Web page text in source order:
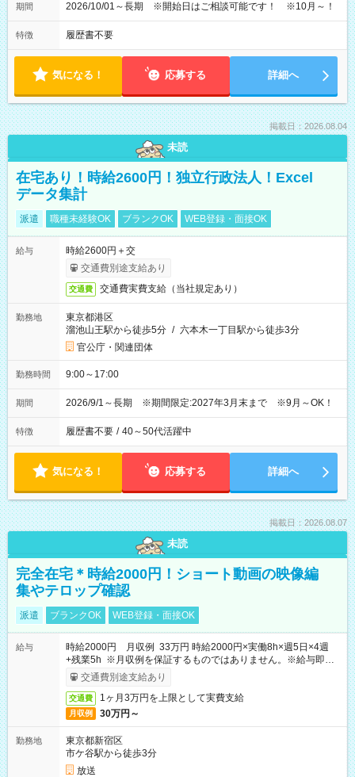
期間 2026/10/01～長期 ※開始日はご相談可能です！ ※10月～！
特徴 履歴書不要
気になる！ 応募する 詳細へ
掲載日：2026.08.04
未読
在宅あり！時給2600円！独立行政法人！Excel
データ集計
派遣 職種未経験OK ブランクOK WEB登録・面接OK
給与
時給2600円＋交
交通費別途支給あり
交通費 交通費実費支給（当社規定あり）
勤務地
東京都港区
溜池山王駅から徒歩5分 / 六本木一丁目駅から徒歩3分
官公庁・関連団体
勤務時間 9:00～17:00
期間 2026/9/1～長期 ※期間限定:2027年3月末まで ※9月～OK！
特徴 履歴書不要 / 40～50代活躍中
気になる！ 応募する 詳細へ
掲載日：2026.08.07
未読
完全在宅＊時給2000円！ショート動画の映像編
集やテロップ確認
派遣 ブランクOK WEB登録・面接OK
給与
時給2000円 月収例 33万円 時給2000円×実働8h×週5日×4週
+残業5h ※月収例を保証するものではありません。※給与即受
取りサービス利用可（利用条件有）
交通費別途支給あり
交通費 1ヶ月3万円を上限として実費支給
月収例 30万円～
勤務地
東京都新宿区
市ケ谷駅から徒歩3分
放送